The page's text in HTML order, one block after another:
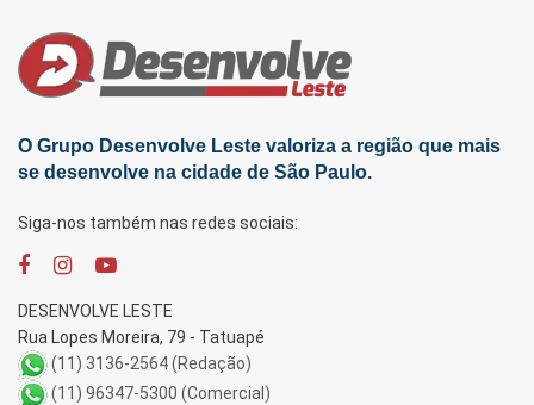
O Grupo Desenvolve Leste valoriza a região que mais
se desenvolve na cidade de São Paulo.
Siga-nos também nas redes sociais:
DESENVOLVE LESTE
Rua Lopes Moreira, 79 - Tatuapé
(11) 3136-2564 (Redação)
(11) 96347-5300 (Comercial)